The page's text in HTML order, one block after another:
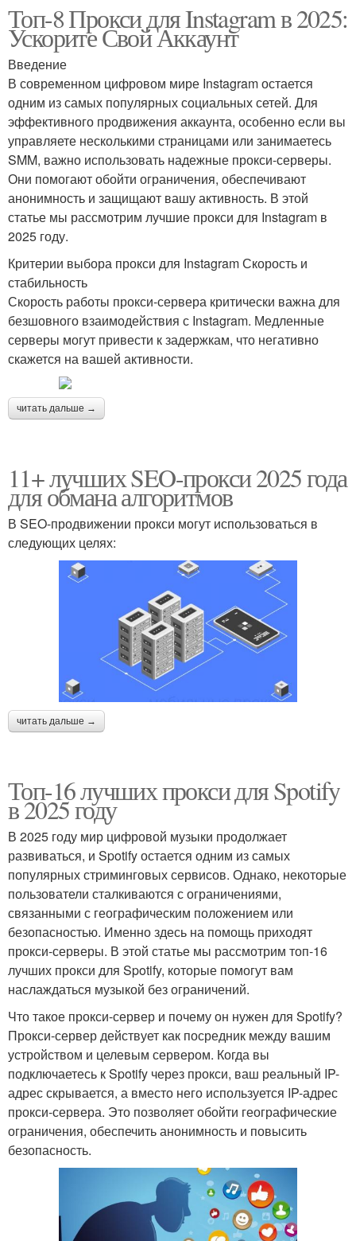
Топ-8 Прокси для Instagram в 2025:
Ускорите Свой Аккаунт
Введение
В современном цифровом мире Instagram остается
одним из самых популярных социальных сетей. Для
эффективного продвижения аккаунта, особенно если вы
управляете несколькими страницами или занимаетесь
SMM, важно использовать надежные прокси-серверы.
Они помогают обойти ограничения, обеспечивают
анонимность и защищают вашу активность. В этой
статье мы рассмотрим лучшие прокси для Instagram в
2025 году.
Критерии выбора прокси для Instagram Скорость и
стабильность
Скорость работы прокси-сервера критически важна для
безшовного взаимодействия с Instagram. Медленные
серверы могут привести к задержкам, что негативно
скажется на вашей активности.
читать дальше →
11+ лучших SEO-прокси 2025 года
для обмана алгоритмов
В SEO-продвижении прокси могут использоваться в
следующих целях:
читать дальше →
Топ-16 лучших прокси для Spotify
в 2025 году
В 2025 году мир цифровой музыки продолжает
развиваться, и Spotify остается одним из самых
популярных стриминговых сервисов. Однако, некоторые
пользователи сталкиваются с ограничениями,
связанными с географическим положением или
безопасностью. Именно здесь на помощь приходят
прокси-серверы. В этой статье мы рассмотрим топ-16
лучших прокси для Spotify, которые помогут вам
наслаждаться музыкой без ограничений.
Что такое прокси-сервер и почему он нужен для Spotify?
Прокси-сервер действует как посредник между вашим
устройством и целевым сервером. Когда вы
подключаетесь к Spotify через прокси, ваш реальный IP-
адрес скрывается, а вместо него используется IP-адрес
прокси-сервера. Это позволяет обойти географические
ограничения, обеспечить анонимность и повысить
безопасность.